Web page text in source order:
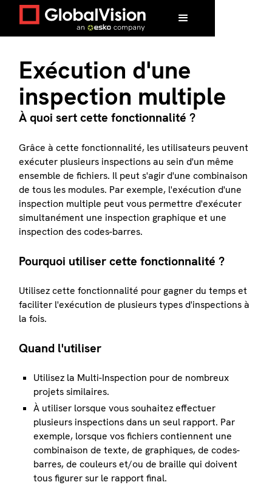
Exécution d'une
inspection multiple
À quoi sert cette fonctionnalité ?
Grâce à cette fonctionnalité, les utilisateurs peuvent
exécuter plusieurs inspections au sein d'un même
ensemble de fichiers. Il peut s'agir d'une combinaison
de tous les modules. Par exemple, l'exécution d'une
inspection multiple peut vous permettre d'exécuter
simultanément une inspection graphique et une
inspection des codes-barres.
Pourquoi utiliser cette fonctionnalité ?
Utilisez cette fonctionnalité pour gagner du temps et
faciliter l'exécution de plusieurs types d'inspections à
la fois.
Quand l'utiliser
Utilisez la Multi-Inspection pour de nombreux
projets similaires.
À utiliser lorsque vous souhaitez effectuer
plusieurs inspections dans un seul rapport. Par
exemple, lorsque vos fichiers contiennent une
combinaison de texte, de graphiques, de codes-
barres, de couleurs et/ou de braille qui doivent
tous figurer sur le rapport final.